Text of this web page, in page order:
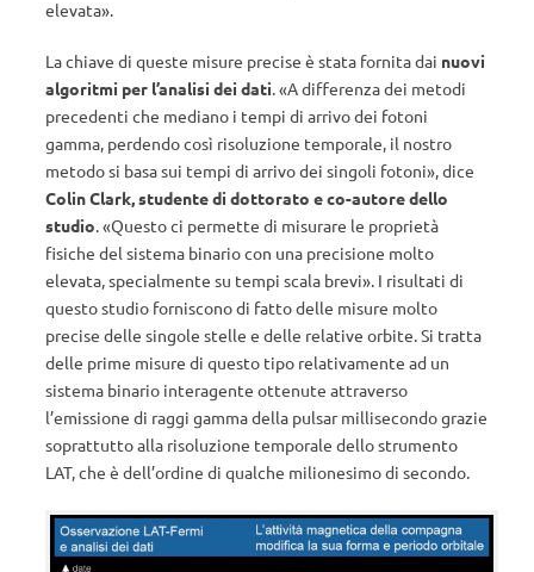
elevata».
La chiave di queste misure precise è stata fornita dai nuovi
algoritmi per l’analisi dei dati. «A differenza dei metodi
precedenti che mediano i tempi di arrivo dei fotoni
gamma, perdendo così risoluzione temporale, il nostro
metodo si basa sui tempi di arrivo dei singoli fotoni», dice
Colin Clark, studente di dottorato e co-autore dello
studio. «Questo ci permette di misurare le proprietà
fisiche del sistema binario con una precisione molto
elevata, specialmente su tempi scala brevi». I risultati di
questo studio forniscono di fatto delle misure molto
precise delle singole stelle e delle relative orbite. Si tratta
delle prime misure di questo tipo relativamente ad un
sistema binario interagente ottenute attraverso
l’emissione di raggi gamma della pulsar millisecondo grazie
soprattutto alla risoluzione temporale dello strumento
LAT, che è dell’ordine di qualche milionesimo di secondo.